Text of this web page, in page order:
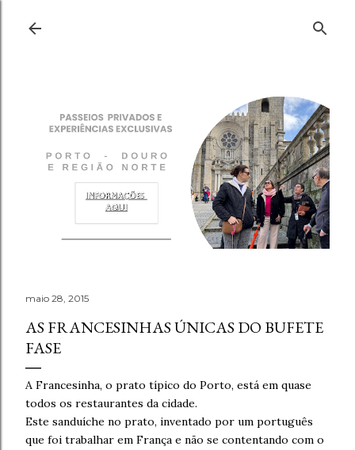
maio 28, 2015
AS FRANCESINHAS ÚNICAS DO BUFETE
FASE
A Francesinha, o prato típico do Porto, está em quase
todos os restaurantes da cidade.
Este sanduíche no prato, inventado por um português
que foi trabalhar em França e não se contentando com o